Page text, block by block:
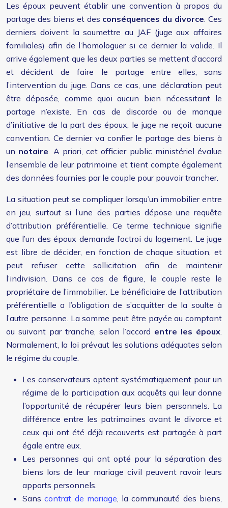
Les époux peuvent établir une convention à propos du
partage des biens et des conséquences du divorce. Ces
derniers doivent la soumettre au JAF (juge aux affaires
familiales) afin de l’homologuer si ce dernier la valide. Il
arrive également que les deux parties se mettent d’accord
et décident de faire le partage entre elles, sans
l’intervention du juge. Dans ce cas, une déclaration peut
être déposée, comme quoi aucun bien nécessitant le
partage n’existe. En cas de discorde ou de manque
d’initiative de la part des époux, le juge ne reçoit aucune
convention. Ce dernier va confier le partage des biens à
un notaire. A priori, cet officier public ministériel évalue
l’ensemble de leur patrimoine et tient compte également
des données fournies par le couple pour pouvoir trancher.
La situation peut se compliquer lorsqu’un immobilier entre
en jeu, surtout si l’une des parties dépose une requête
d’attribution préférentielle. Ce terme technique signifie
que l’un des époux demande l’octroi du logement. Le juge
est libre de décider, en fonction de chaque situation, et
peut refuser cette sollicitation afin de maintenir
l’indivision. Dans ce cas de figure, le couple reste le
propriétaire de l’immobilier. Le bénéficiaire de l’attribution
préférentielle a l’obligation de s’acquitter de la soulte à
l’autre personne. La somme peut être payée au comptant
ou suivant par tranche, selon l’accord entre les époux.
Normalement, la loi prévaut les solutions adéquates selon
le régime du couple.
Les conservateurs optent systématiquement pour un
régime de la participation aux acquêts qui leur donne
l’opportunité de récupérer leurs bien personnels. La
différence entre les patrimoines avant le divorce et
ceux qui ont été déjà recouverts est partagée à part
égale entre eux.
Les personnes qui ont opté pour la séparation des
biens lors de leur mariage civil peuvent ravoir leurs
apports personnels.
Sanscontrat de mariage, la communauté des biens,